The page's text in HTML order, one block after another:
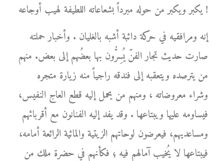
يكبر ويكبر من حوله مبرداً بشعاعاته اللطيفة لهيب أوجاعه !
إنه ومرافقيه في حركة دائبة أشبه بالغليان . وأخبار حملته
صارت حديث تجار الفنّ يُسِرُّون بها بعضُهم إلى بعض. منهم
من يترصده ويتعقبه إلى فندقه راجياً منه زيارة متجره
وشراء معروضاته ، ومنهم من يحمل إليه قطع العاج النفيس،
فيساومه عليها ويبتاعها . وقد يفد إليه الفنانون مع أقربائهم
ومساعديهم، فيعرضون لوحاتهم الزيتية والمائية الرائعة أمامه،
فيبتاعها لا يُخيب آمالهم فيه ؛ فكأنهم في حضرة ملك من